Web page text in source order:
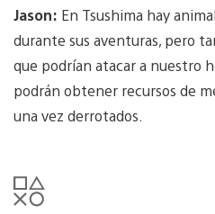
Jason: En Tsushima hay
durante sus aventuras, pero
que podrían atacar a nuestro
podrán obtener recursos de
una vez derrotados.